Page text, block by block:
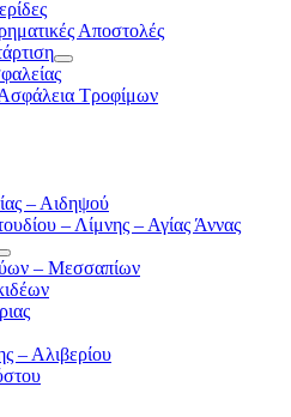
Αποστολές
Ασφάλεια Τροφίμων
– Αιδηψού
– Λίμνης – Αγίας Άννας
– Μεσσαπίων
– Αλιβερίου